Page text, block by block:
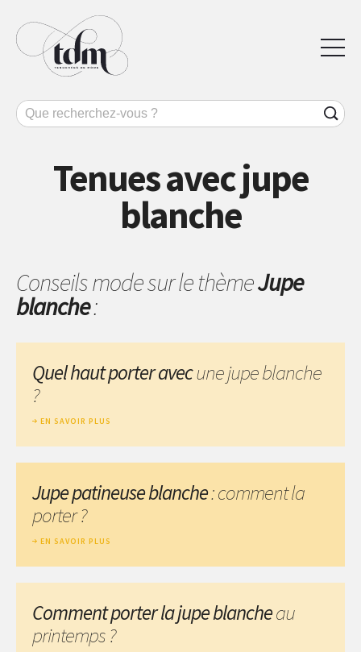
Tenues avec jupe
blanche
Conseils mode sur le thèmeJupe
blanche:
Quel haut porter avecune jupe blanche
?
EN SAVOIR PLUS
Jupe patineuse blanche: comment la
porter ?
EN SAVOIR PLUS
Comment porter la jupe blancheau
printemps ?